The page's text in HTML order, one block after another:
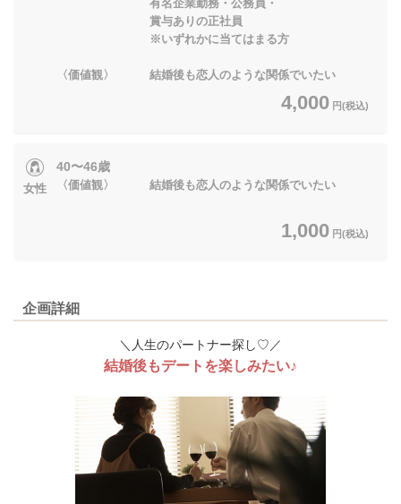
有名企業勤務・公務員・
賞与ありの正社員
※いずれかに当てはまる方
〈価値観〉 結婚後も恋人のような関係でいたい
4,000 円(税込)
女性
40〜46歳
〈価値観〉 結婚後も恋人のような関係でいたい
1,000 円(税込)
企画詳細
＼人生のパートナー探し♡／
結婚後もデートを楽しみたい♪